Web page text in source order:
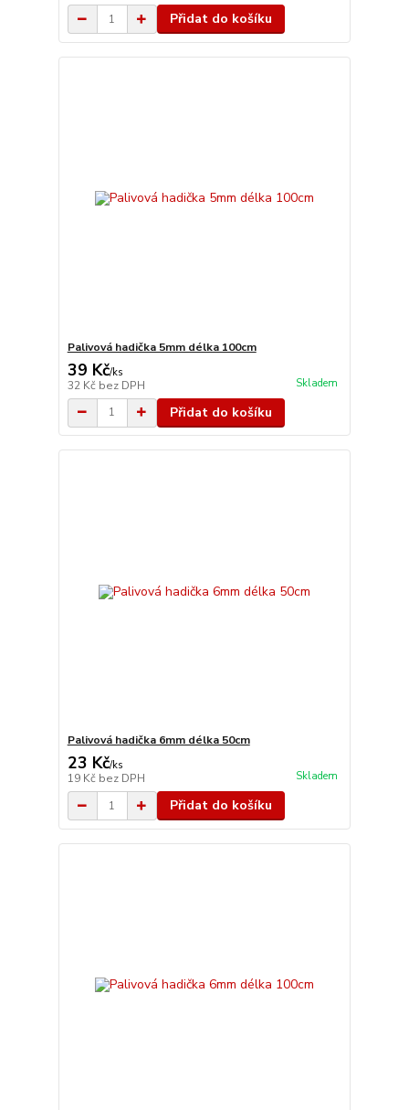
Přidat do košíku
Palivová hadička 5mm délka 100cm
39 Kč/ks
32 Kč bez DPH Skladem
Přidat do košíku
Palivová hadička 6mm délka 50cm
23 Kč/ks
19 Kč bez DPH Skladem
Přidat do košíku